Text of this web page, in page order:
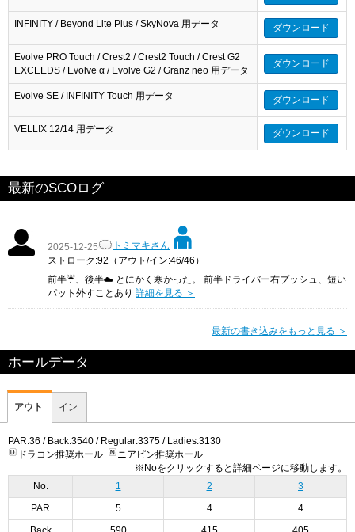
INFINITY / Beyond Lite Plus / SkyNova 用データ ダウンロード
Evolve PRO Touch / Crest2 / Crest2 Touch / Crest G2
EXCEEDS / Evolve α / Evolve G2 / Granz neo 用データ
ダウンロード
Evolve SE / INFINITY Touch 用データ ダウンロード
VELLIX 12/14 用データ ダウンロード
最新のSCOログ
2025-12-25
トミマキさん
ストローク:92（アウト/イン:46/46）
前半☔️、後半☁️ とにかく寒かった。 前半ドライバー右プッシュ、短い
パット外すことあり 詳細を見る ＞
最新の書き込みをもっと見る ＞
ホールデータ
アウト イン
PAR:36 / Back:3540 / Regular:3375 / Ladies:3130
ドラコン推奨ホール
ニアピン推奨ホール
※Noをクリックすると詳細ページに移動します。
No.
1 2 3
PAR 5 4 4